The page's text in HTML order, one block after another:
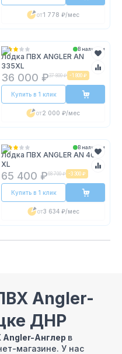
от1 778 ₽/мес
В наличии
Лодка ПВХ ANGLER AN
335XL
36 000 ₽37 800 ₽ -1 800 ₽
Купить в 1 клик
от2 000 ₽/мес
В наличии
Лодка ПВХ ANGLER AN 400
XL
65 400 ₽68 700 ₽ -3 300 ₽
Купить в 1 клик
от3 634 ₽/мес
Angler-
ДНР
Angler-Англер в
магазине. У нас